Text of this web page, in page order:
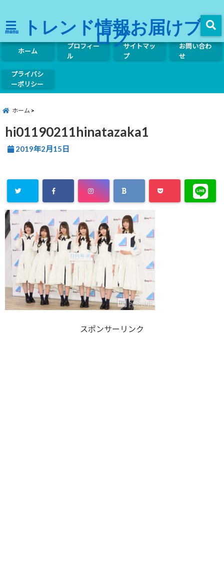
menu トレンド情報お届けブ
ログ
ホーム
プロフィー
ル
サイトマッ
プ
お問い合わ
せ
プライバシ
ーポリシー
ホーム
hi01190211hinatazaka1
2019年2月15日
スポンサーリンク